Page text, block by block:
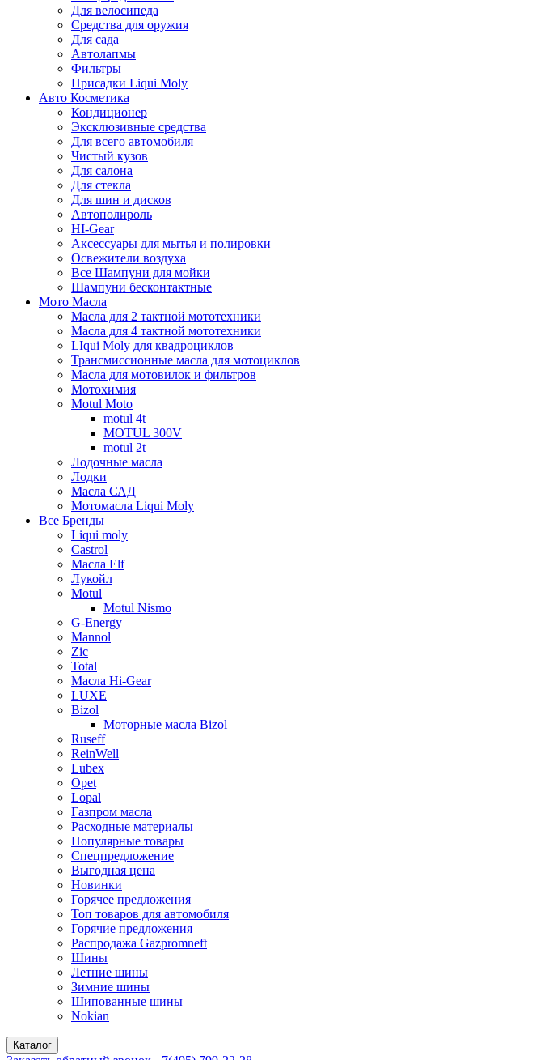
Для велосипеда
Средства для оружия
Для сада
Автолапмы
Фильтры
Присадки Liqui Moly
Авто Косметика
Кондиционер
Эксклюзивные средства
Для всего автомобиля
Чистый кузов
Для салона
Для стекла
Для шин и дисков
Автополироль
HI-Gear
Аксессуары для мытья и полировки
Освежители воздуха
Все Шампуни для мойки
Шампуни бесконтактные
Мото Масла
Масла для 2 тактной мототехники
Масла для 4 тактной мототехники
LIqui Moly для квадроциклов
Трансмиссионные масла для мотоциклов
Масла для мотовилок и фильтров
Мотохимия
Motul Moto
motul 4t
MOTUL 300V
motul 2t
Лодочные масла
Лодки
Масла САД
Мотомасла Liqui Moly
Все Бренды
Liqui moly
Castrol
Масла Elf
Лукойл
Motul
Motul Nismo
G-Energy
Mannol
Zic
Total
Масла Hi-Gear
LUXE
Bizol
Моторные масла Bizol
Ruseff
ReinWell
Lubex
Opet
Lopal
Газпром масла
Расходные материалы
Популярные товары
Спецпредложение
Выгодная цена
Новинки
Горячее предложения
Топ товаров для автомобиля
Горячие предложения
Распродажа Gazpromneft
Шины
Летние шины
Зимние шины
Шипованные шины
Nokian
Каталог